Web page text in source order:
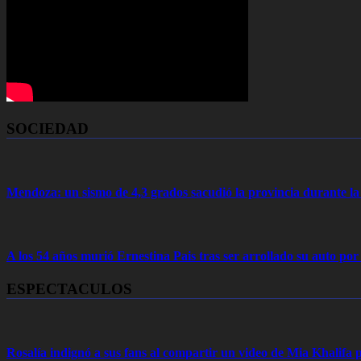
SOCIEDAD
Mendoza: un sismo de 4,3 grados sacudió la provincia durante
A los 54 años murió Ernestina Pais tras ser arrollado su auto
ESPECTACULOS
Rosalía indignó a sus fans al compartir un video de Mia Khalifa